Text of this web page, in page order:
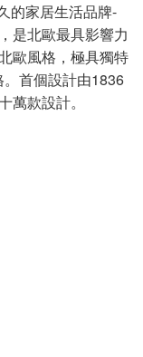
的家居生活品牌-
是北歐最具影響力
歐風格，極具獨特
首個設計由1836
萬款設計。